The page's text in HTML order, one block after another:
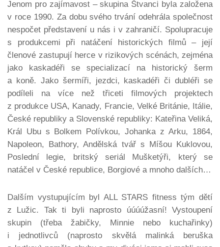
Jenom pro zajímavost – skupina Štvanci byla založena
v roce 1990. Za dobu svého trvání odehrála společnost
nespočet představení u nás i v zahraničí. Spolupracuje
s produkcemi při natáčení historických filmů – její
členové zastupují herce v rizikových scénách, zejména
jako kaskadéři se specializací na historický šerm
a koně. Jako šermíři, jezdci, kaskadéři či dubléři se
podíleli na více než třiceti filmových projektech
z produkce USA, Kanady, Francie, Velké Británie, Itálie,
České republiky a Slovenské republiky: Kateřina Veliká,
Král Ubu s Bolkem Polívkou, Johanka z Arku, 1864,
Napoleon, Bathory, Andělská tvář s Míšou Kuklovou,
Poslední legie, britský seriál Mušketýři, který se
natáčel v České republice, Borgiové a mnoho dalších…
Dalším vystupujícím byl ALL STARS fitness tým dětí
z Lužic. Tak ti byli naprosto úúúúžasní! Vystoupení
skupin (třeba žabičky, Minnie nebo kuchařinky)
i jednotlivců (naprosto skvělá malinká beruška